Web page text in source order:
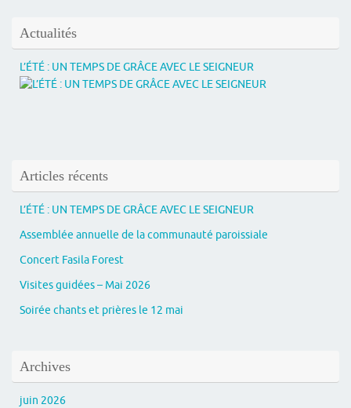
Actualités
L’ÉTÉ : UN TEMPS DE GRÂCE AVEC LE SEIGNEUR
Articles récents
L’ÉTÉ : UN TEMPS DE GRÂCE AVEC LE SEIGNEUR
Assemblée annuelle de la communauté paroissiale
Concert Fasila Forest
Visites guidées – Mai 2026
Soirée chants et prières le 12 mai
Archives
juin 2026